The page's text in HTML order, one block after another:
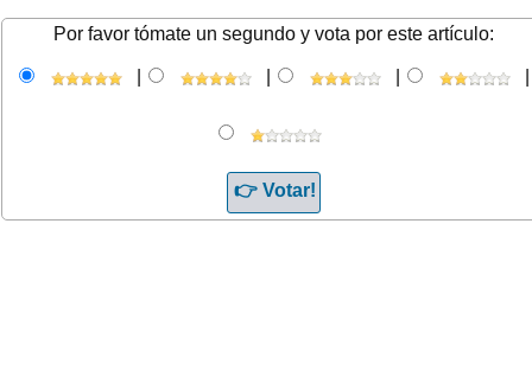
Por favor tómate un segundo y vota por este artículo: